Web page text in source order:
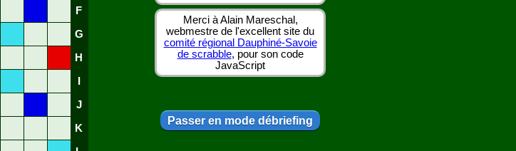
F
G
H
J
K
Merci à Alain Mareschal,
webmestre de l'excellent site du
comité régional Dauphiné-Savoie
de scrabble, pour son code
JavaScript
Passer en mode débriefing